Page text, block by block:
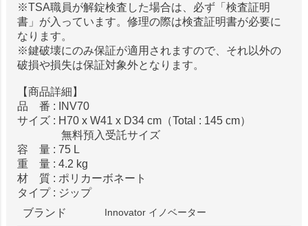
※TSA職員が解錠検査した場合は、必ず「検査証明
書」が入っています。修理の際は検査証明書が必要に
なります。
※鍵破壊にのみ保証が適用されますので、それ以外の
破損や損失は保証対象外となります。
【商品詳細】
品 番 : INV70
サイズ : H70 x W41 x D34 cm（Total : 145 cm）
無料預入受託サイズ
容 量 : 75 L
重 量 : 4.2 kg
材 質 : ポリカーボネート
タイプ : ジップ
ブランド
Innovator イノベーター